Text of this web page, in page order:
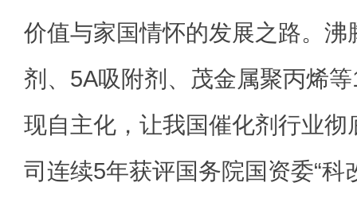
价值与家国情怀的发展之路。沸
剂、5A吸附剂、茂金属聚丙烯
现自主化，让我国催化剂行业彻
司连续5年获评国务院国资委“科